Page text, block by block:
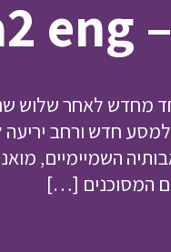
דיסני מאחד מחדש
למסע חדש ורחב
השמיימיים,
המסוכנים […]